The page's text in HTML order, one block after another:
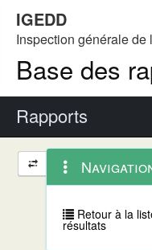
IGEDD
Inspection générale de
Base des
Rapports
Navigation
et
outils
annexes
contextuel
Retour à la
résultats